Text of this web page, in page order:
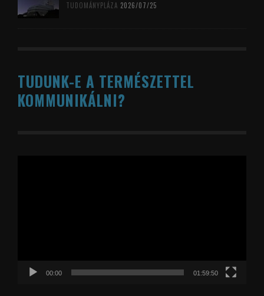
TUDOMÁNYPLÁZA 2026/07/25
TUDUNK-E A TERMÉSZETTEL
KOMMUNIKÁLNI?
00:00 01:59:50